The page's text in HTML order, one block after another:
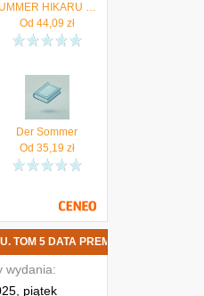
SUMMER HIKARU DIED V02
Od 44,09 zł
Der Sommer
Od 35,19 zł
5 DATA PREMIERY
wydania:
piątek